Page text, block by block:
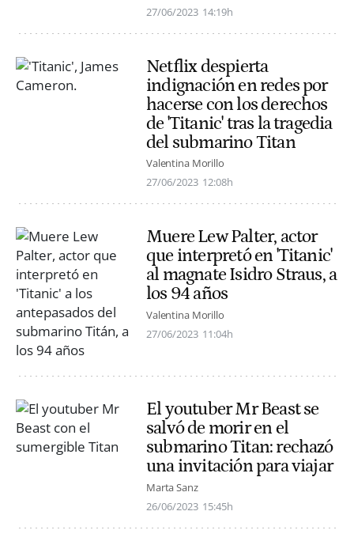
27/06/2023 14:19h
Netflix despierta
indignación en redes por
hacerse con los derechos
de 'Titanic' tras la tragedia
del submarino Titan
Valentina Morillo
27/06/2023 12:08h
Muere Lew Palter, actor
que interpretó en 'Titanic'
al magnate Isidro Straus, a
los 94 años
Valentina Morillo
27/06/2023 11:04h
El youtuber Mr Beast se
salvó de morir en el
submarino Titan: rechazó
una invitación para viajar
Marta Sanz
26/06/2023 15:45h